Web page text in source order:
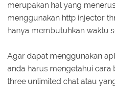
merupakan hal yang
menggunakan http injector
hanya membutuhkan waktu
Agar dapat menggunakan
anda harus mengetahui
three unlimited chat atau